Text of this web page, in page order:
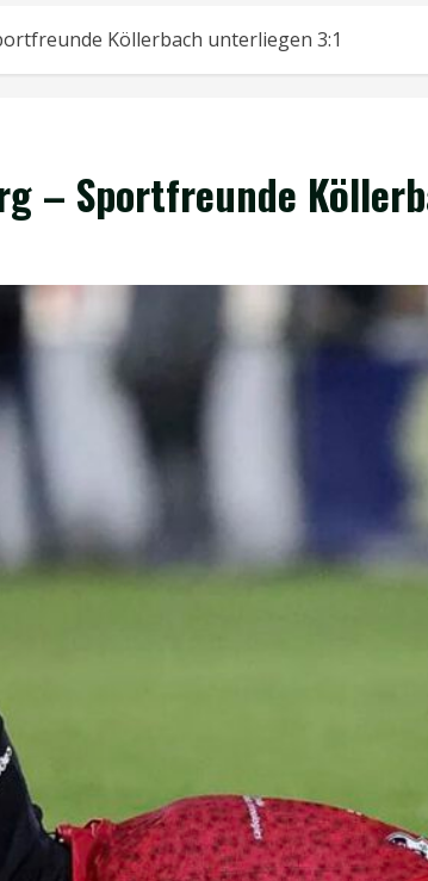
Köllerbach unterliegen 3:1
– Sportfreunde